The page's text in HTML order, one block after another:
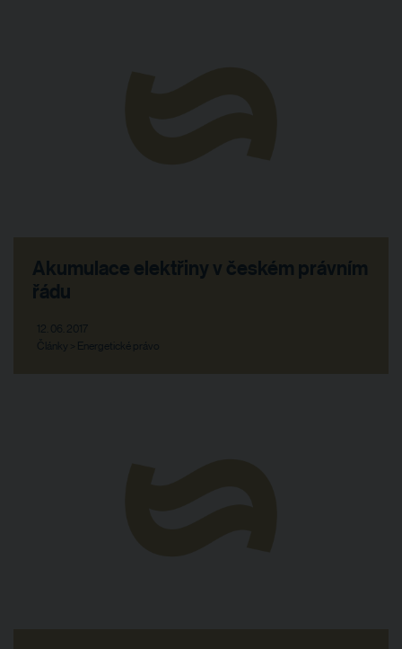
Akumulace elektřiny v českém právním
řádu
12. 06. 2017
Články > Energetické právo